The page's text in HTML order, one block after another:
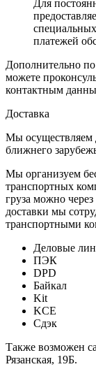
Для
платежей
Дополнительно
можете
контактным
Доставка
Мы осуществляем
ближнего
Мы организуем
транспортных
груза можно
доставки мы
транспортными
Деловые
ПЭК
DPD
Байкал
Kit
KCE
Сдэк
Также возможен
Рязанская, 19Б.